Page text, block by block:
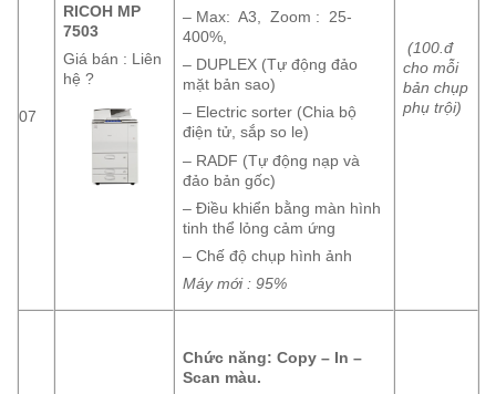
07
RICOH MP
7503
Giá bán : Liên
hệ ?
– Max: A3, Zoom : 25-
400%,
– DUPLEX (Tự động đảo
mặt bản sao)
– Electric sorter (Chia bộ
điện tử, sắp so le)
– RADF (Tự động nạp và
đảo bản gốc)
– Điều khiển bằng màn hình
tinh thể lỏng cảm ứng
– Chế độ chụp hình ảnh
Máy mới : 95%
(100.đ
cho mỗi
bản chụp
phụ trội)
Chức năng: Copy – In –
Scan màu.